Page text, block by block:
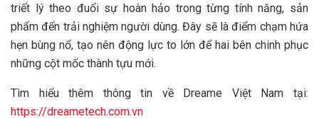
triết lý theo đuổi sự hoàn hảo trong từng tính năng, sản
phẩm đến trải nghiệm người dùng. Đây sẽ là điểm chạm hứa
hẹn bùng nổ, tạo nên động lực to lớn để hai bên chinh phục
những cột mốc thành tựu mới.
Tìm hiểu thêm thông tin về Dreame Việt Nam tại:
https://dreametech.com.vn